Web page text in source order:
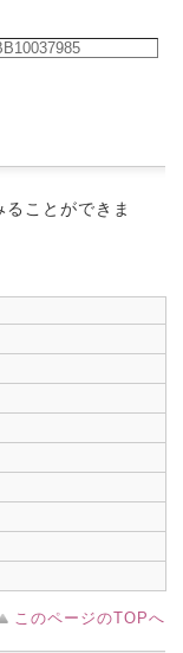
ことができま
このページのTOPへ